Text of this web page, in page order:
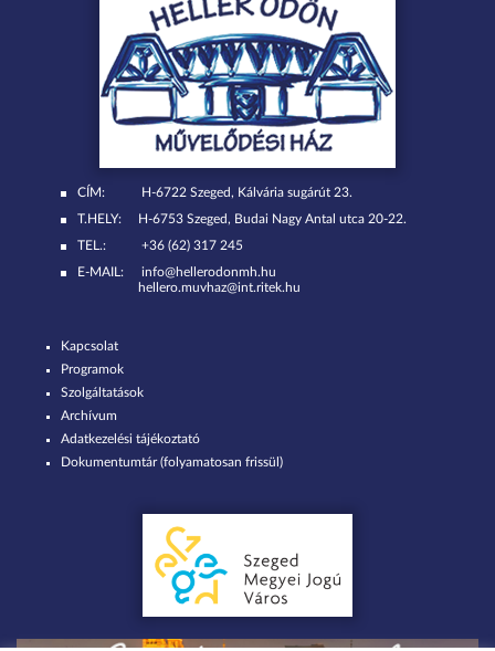
CÍM:
H-6722 Szeged, Kálvária sugárút 23.
T.HELY:
H-6753 Szeged, Budai Nagy Antal utca 20-22.
TEL.:
+36 (62) 317 245
E-MAIL:
info@hellerodonmh.hu
hellero.muvhaz@int.ritek.hu
Kapcsolat
Programok
Szolgáltatások
Archívum
Adatkezelési tájékoztató
Dokumentumtár (folyamatosan frissül)